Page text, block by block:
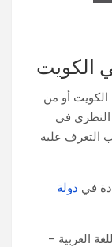
الكويت
أو من
النظري في
التعرف عليه
دولة
العربية –